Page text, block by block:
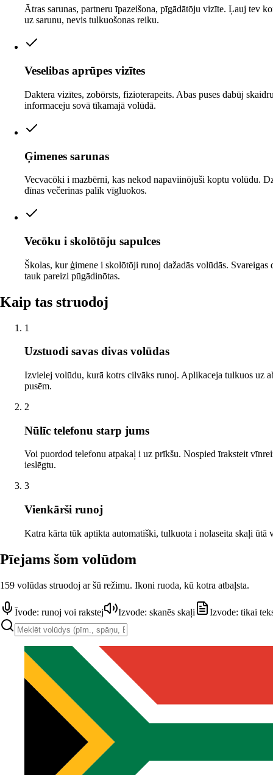
Ātras sarunas, partneru īpazeišona, pīgādātōju vizīte. Ļauj tev
uz sarunu, nevis tulkuošonas reiku.
Veselibas aprūpes vizītes
Daktera vizītes, zobōrsts, fizioterapeits. Abas puses dabūj
informaceju sovā tīkamajā volūdā.
Ģimenes sarunas
Vecvacōki i mazbērni, kas nekod napaviinōjuši koptu volūdu.
dīnas večerinas palīk vīgluokos.
Vecōku i skolōtōju sapulces
Školas, kur ģimene i skolōtōji runoj dažadās volūdās. Svareigas
tauk pareizi pūgādinōtas.
Kaip tas struodoj
1
Uzstuodi savas divas volūdas
Izvielej volūdu, kurā kotrs cilvāks runoj. Aplikaceja tulkuos uz
pusēm.
2
Nūlīc telefonu starp jums
Voi puordod telefonu atpakaļ i uz prīkšu. Nospied īraksteit
ieslēgtu.
3
Vienkārši runoj
Katra kārta tūk aptikta automatiški, tulkuota i nolaseita skaļi ūtā
Pīejams šom volūdom
159 volūdas struodoj ar šū režimu. Ikoni ruoda, kū kotra atbaļsta.
Īvode: runoj voi rakstej Izvode: skanēs skaļi Izvode: tikai